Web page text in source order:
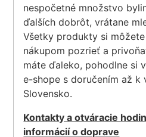
nespočetné množstvo
ďalších dobrôt, vrátane
Všetky produkty si
nákupom pozrieť a
máte ďaleko, pohodlne si
e-shope s doručením až k
Slovensko.
Kontakty a otváracie
informácií o doprave